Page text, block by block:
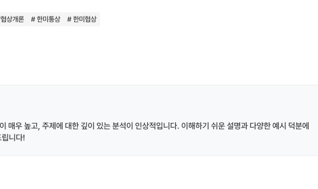
상개론 # 한미통상 # 한미협상
매우 높고, 주제에 대한 깊이 있는 분석이 인상적입니다. 이해하기 쉬운 설명과 다양한 예시 덕분에
니다!